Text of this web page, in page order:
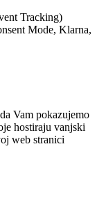
Tracking)
Mode, Klarna,
Vam pokazujemo
hostiraju vanjski
web stranici